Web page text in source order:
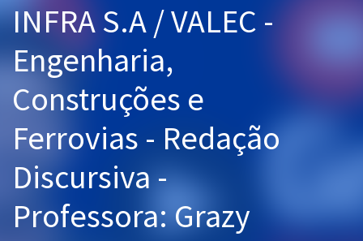
Cursos 20% OFF
Pós
Graduação
OAB
Mentorias
Questões grátis
INFRA S.A / VALEC -
Engenharia,
Construções e
Ferrovias - Redação
Discursiva -
Professora: Grazy